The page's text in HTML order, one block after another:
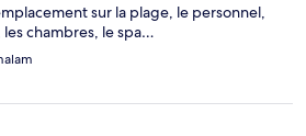
sur la plage, le personnel,
chambres, le spa…